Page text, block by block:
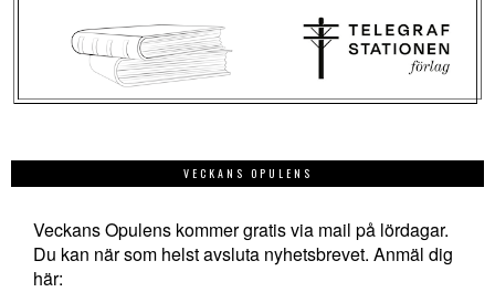
VECKANS OPULENS
Veckans Opulens kommer gratis via mail på lördagar.
Du kan när som helst avsluta nyhetsbrevet. Anmäl dig
här: